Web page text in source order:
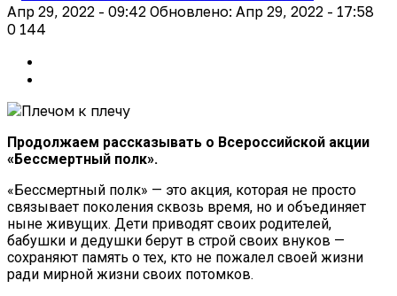
Апр 29, 2022 - 09:42 Обновлено: Апр 29, 2022 - 17:58
0 144
Продолжаем рассказывать о Всероссийской акции
«Бессмертный полк».
«Бессмертный полк» — это акция, которая не просто
связывает поколения сквозь время, но и объединяет
ныне живущих. Дети приводят своих родителей,
бабушки и дедушки берут в строй своих внуков —
сохраняют память о тех, кто не пожалел своей жизни
ради мирной жизни своих потомков.